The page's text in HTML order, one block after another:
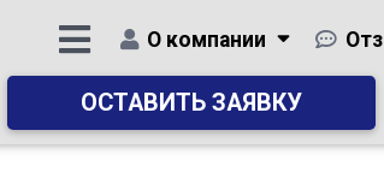
О компании
ОСТАВИТЬ ЗАЯВКУ